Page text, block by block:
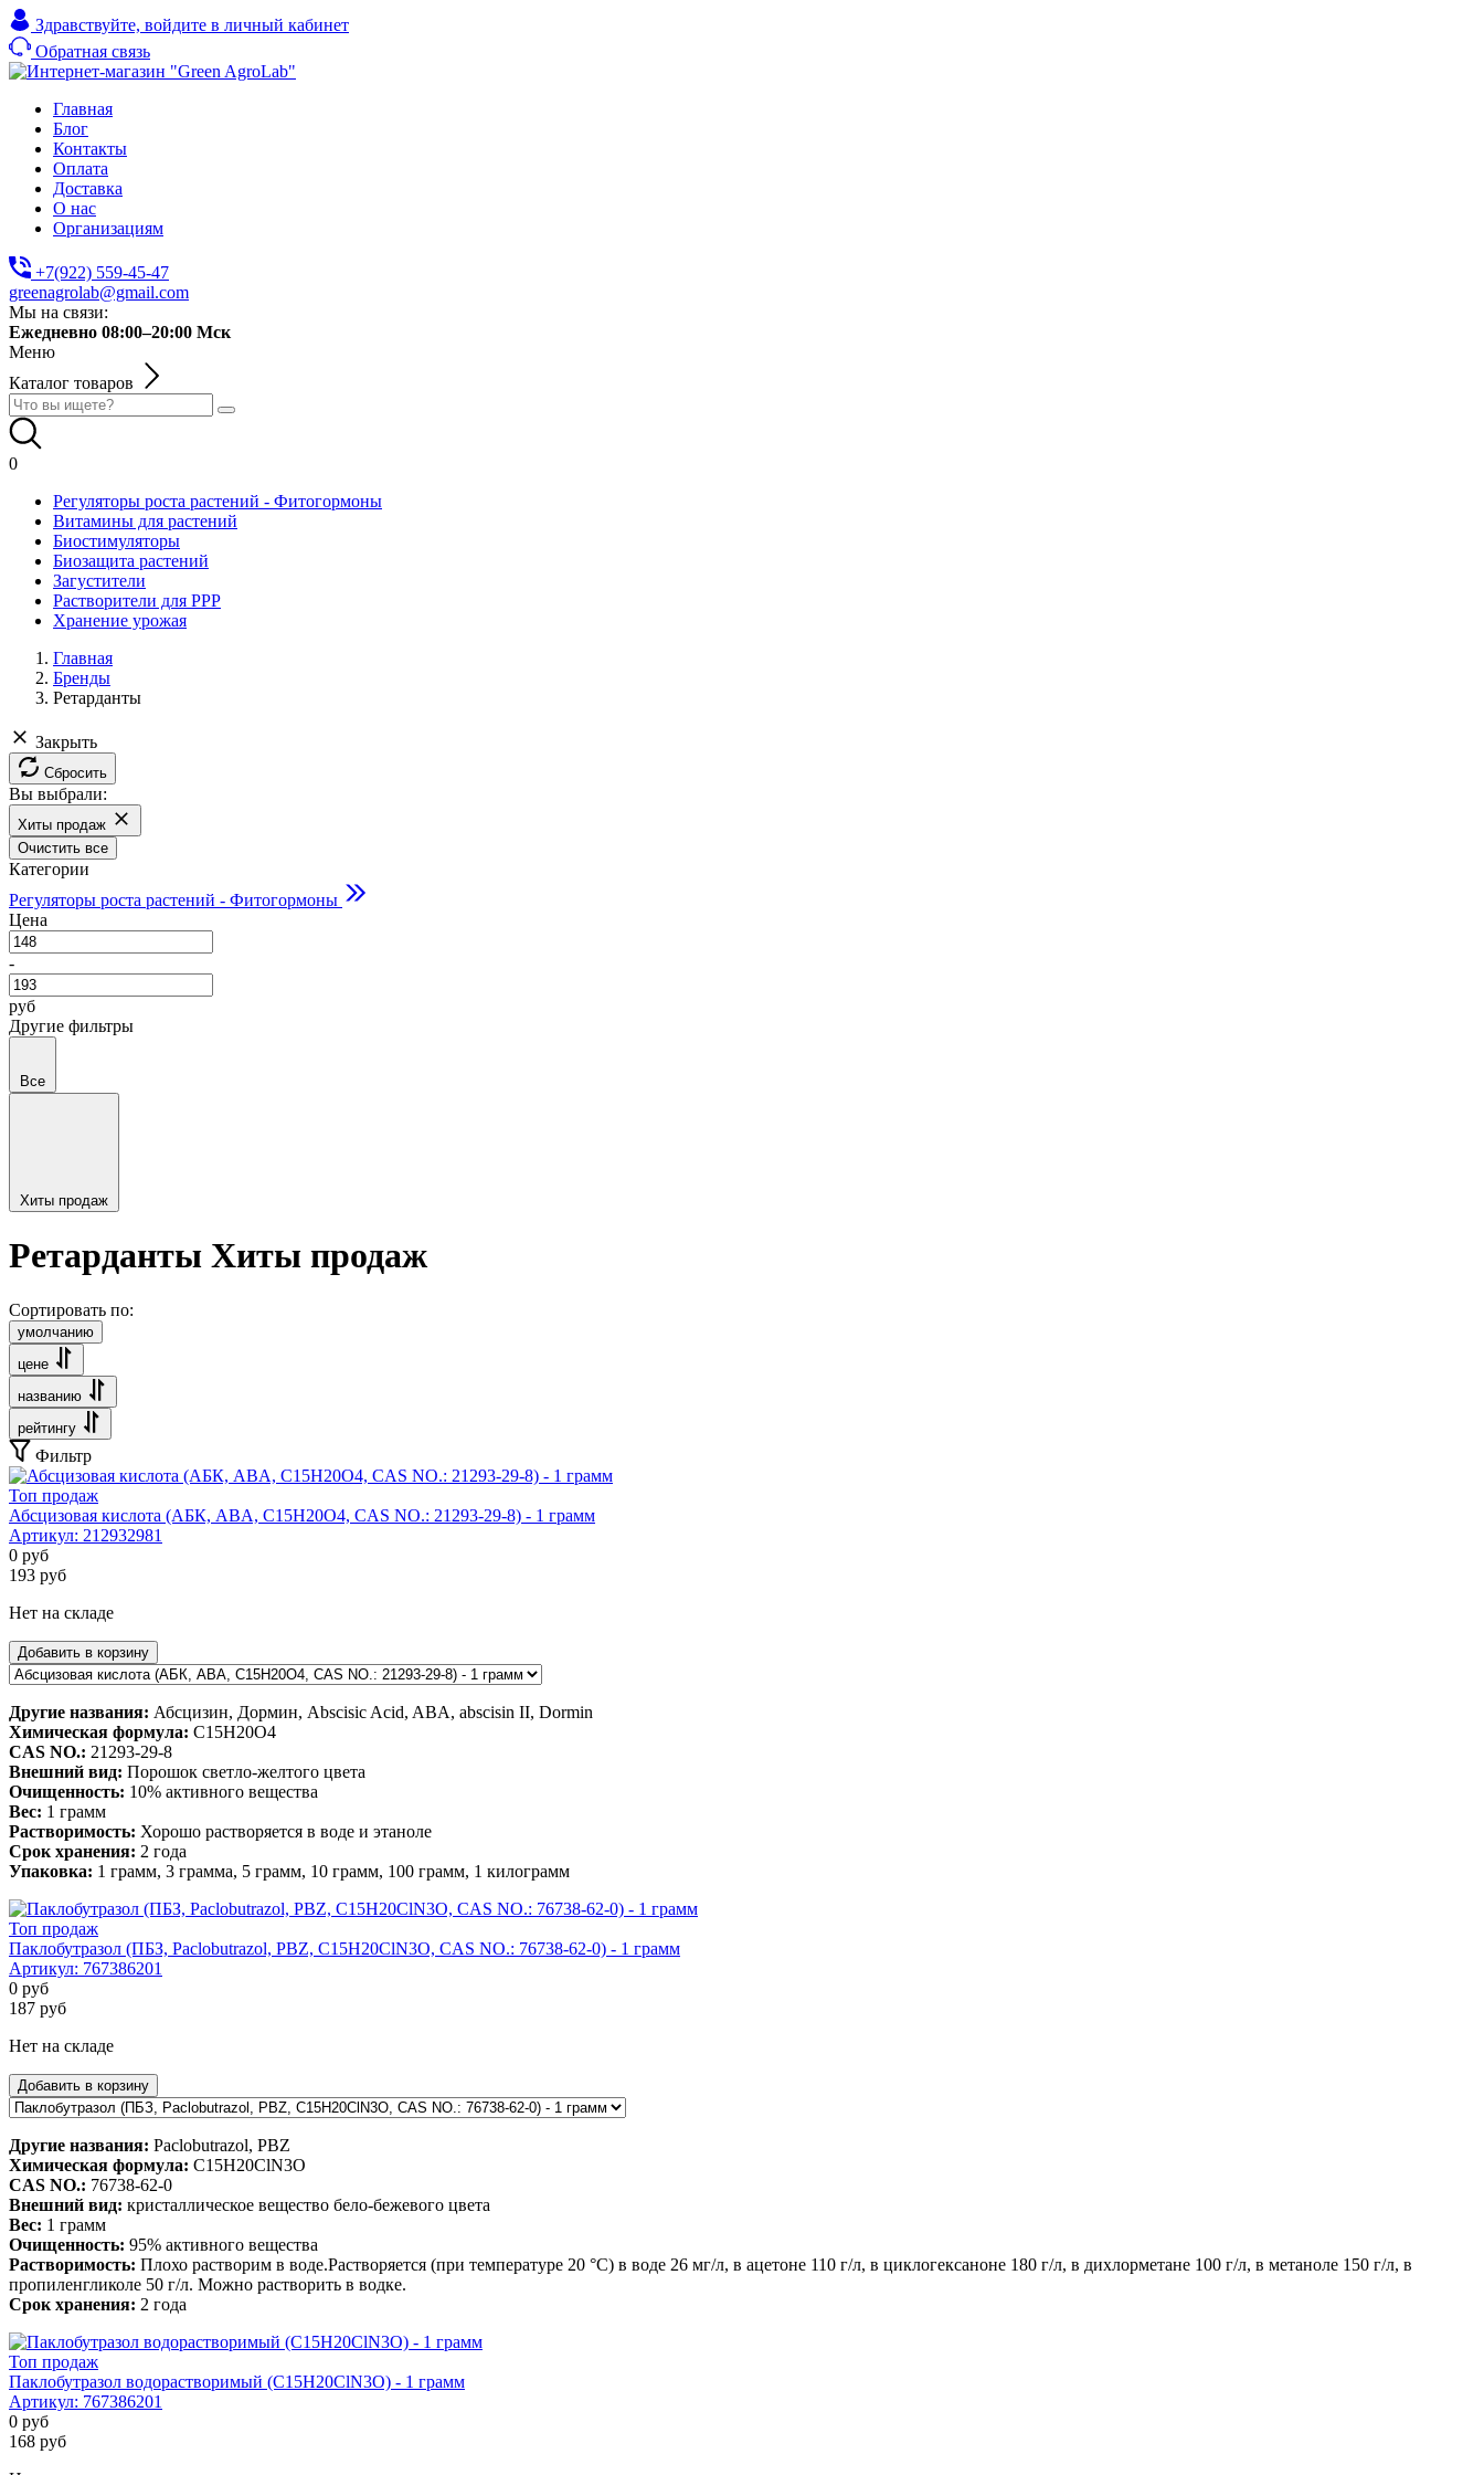
Здравствуйте, войдите в личный кабинет
Обратная связь
Главная
Блог
Контакты
Оплата
Доставка
О нас
Организациям
+7(922) 559-45-47
greenagrolab@gmail.com
Мы на связи:
Ежедневно 08:00–20:00 Мск
Меню
Каталог товаров
0
Регуляторы роста растений - Фитогормоны
Витамины для растений
Биостимуляторы
Биозащита растений
Загустители
Растворители для РРР
Хранение урожая
Главная
Бренды
Ретарданты
Закрыть
Сбросить
Вы выбрали:
Хиты продаж
Очистить все
Категории
Регуляторы роста растений - Фитогормоны
Цена
-
руб
Другие фильтры
Все
Хиты продаж
Ретарданты Хиты продаж
Сортировать по:
умолчанию
цене
названию
рейтингу
Фильтр
Топ продаж
Абсцизовая кислота (АБК, ABA, C15H20O4, CAS NO.: 21293-29-8) - 1 грамм
Артикул: 212932981
0 руб
193 руб
Нет на складе
Добавить в корзину
Другие названия: Абсцизин, Дормин, Abscisic Acid, ABA, abscisin II, Dormin
Химическая формула: C15H20O4
CAS NO.: 21293-29-8
Внешний вид: Порошок светло-желтого цвета
Очищенность: 10% активного вещества
Вес: 1 грамм
Растворимость: Хорошо растворяется в воде и этаноле
Срок хранения: 2 года
Упаковка: 1 грамм, 3 грамма, 5 грамм, 10 грамм, 100 грамм, 1 килограмм
Топ продаж
Паклобутразол (ПБЗ, Paclobutrazol, PBZ, C15H20ClN3O, CAS NO.: 76738-62-0) - 1 грамм
Артикул: 767386201
0 руб
187 руб
Нет на складе
Добавить в корзину
Другие названия: Paclobutrazol, PBZ
Химическая формула: C15H20ClN3O
CAS NO.: 76738-62-0
Внешний вид: кристаллическое вещество бело-бежевого цвета
Вес: 1 грамм
Очищенность: 95% активного вещества
Растворимость: Плохо растворим в воде.Растворяется (при температуре 20 °С) в воде 26 мг/л, в ацетоне 110 г/л, в циклогексаноне 180 г/л, в дихлорметане 100 г/л, в метаноле 150 г/л, в
пропиленгликоле 50 г/л. Можно растворить в водке.
Срок хранения: 2 года
Топ продаж
Паклобутразол водорастворимый (C15H20ClN3O) - 1 грамм
Артикул: 767386201
0 руб
168 руб